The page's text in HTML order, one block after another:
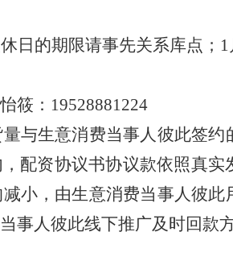
日的期限请事先关系库点；1
筱：19528881224
与生意消费当事人彼此签
配资协议书协议款依照真
小，由生意消费当事人彼
事人彼此线下推广及时回款